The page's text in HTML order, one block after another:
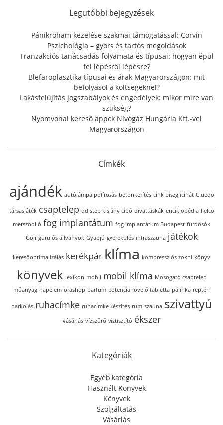
f
r
:
Legutóbbi bejegyzések
Pánikroham kezelése szakmai támogatással: Corvin
Pszichológia – gyors és tartós megoldások
Tranzakciós tanácsadás folyamata és típusai: hogyan épül
fel lépésről lépésre?
Blefaroplasztika típusai és árak Magyarországon: mit
befolyásol a költségeknél?
Lakásfelújítás jogszabályok és engedélyek: mikor mire van
szükség?
Nyomvonal kereső appok Nívógáz Hungária Kft.-vel
Magyarországon
Címkék
ajándék autólámpa polírozás betonkerítés cink biszglicinát Cluedo
társasjáték csaptelep dd step kislány cipő divattáskák enciklopédia Felco
metszőolló fog implantátum fog implantátum Budapest fürdősók
Goji gurulós állványok Gyapjú gyerekülés infraszauna játékok
keresőoptimalizálás kerékpár klíma kompressziós zokni könyv
könyvek lexikon mobil mobil klíma Mosogató csaptelep
műanyag napelem orashop parfüm potencianövelő tabletta pálinka reptéri
parkolás ruhacímke ruhacímke készítés rum szauna szivattyú
vásárlás vízszűrő víztisztító ékszer
Kategóriák
Egyéb kategória
Használt Könyvek
Könyvek
Szolgáltatás
Vásárlás